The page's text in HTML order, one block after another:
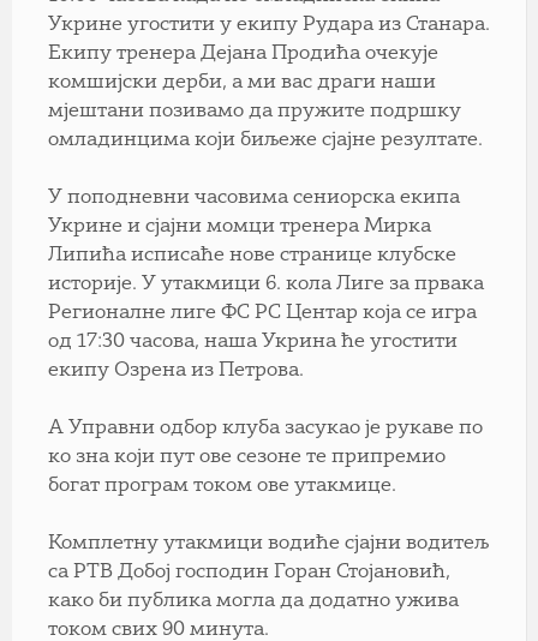
Укрине угостити у екипу Рудара из Станара.
Екипу тренера Дејана Продића очекује
комшијски дерби, а ми вас драги наши
мјештани позивамо да пружите подршку
омладинцима који биљеже сјајне резултате.
У поподневни часовима сениорска екипа
Укрине и сјајни момци тренера Мирка
Липића исписаће нове странице клубске
историје. У утакмици 6. кола Лиге за првака
Регионалне лиге ФС РС Центар која се игра
од 17:30 часова, наша Укрина ће угостити
екипу Озрена из Петрова.
А Управни одбор клуба засукао је рукаве по
ко зна који пут ове сезоне те припремио
богат програм током ове утакмице.
Комплетну утакмици водиће сјајни водитељ
са РТВ Добој господин Горан Стојановић,
како би публика могла да додатно ужива
током свих 90 минута.